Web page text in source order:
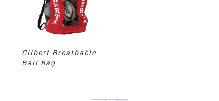
Gilbert Breathable
Ball Bag